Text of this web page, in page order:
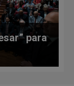
para